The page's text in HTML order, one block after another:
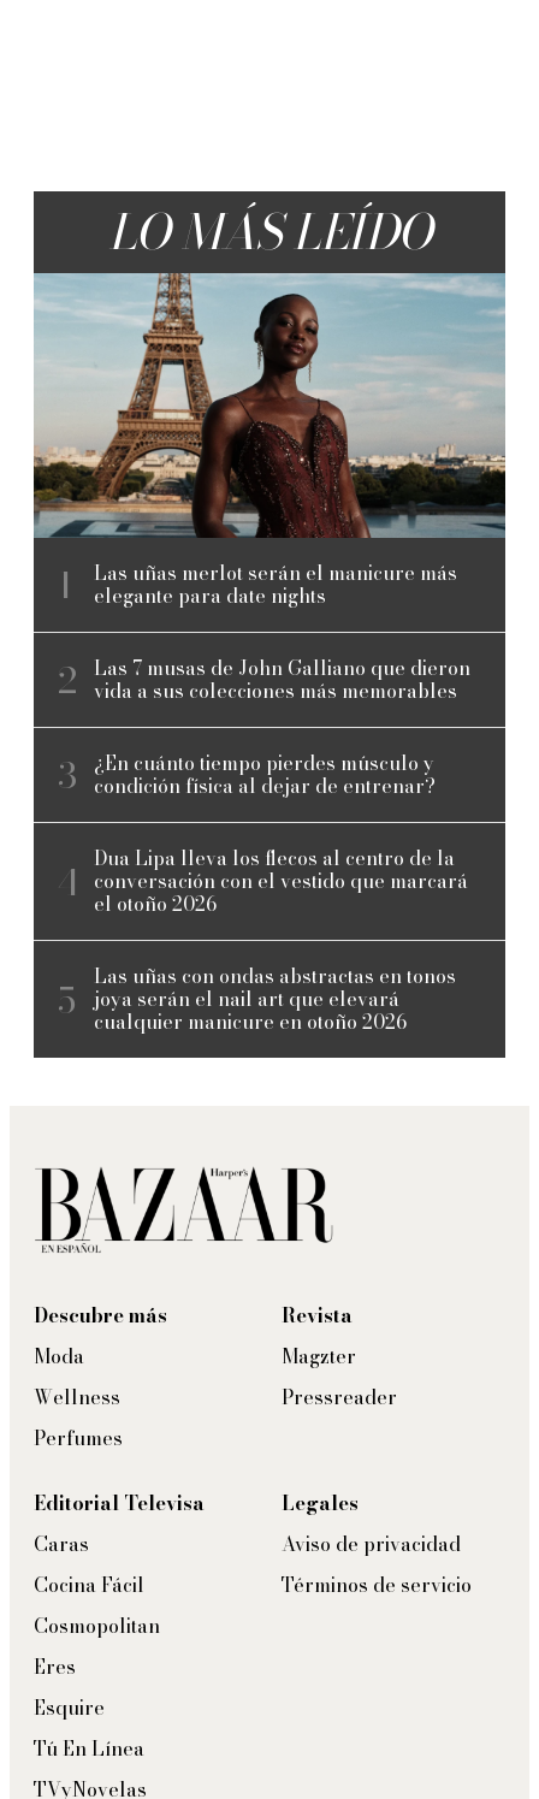
LO MÁS LEÍDO
Las uñas merlot serán el manicure más
elegante para date nights
Las 7 musas de John Galliano que dieron
vida a sus colecciones más memorables
¿En cuánto tiempo pierdes músculo y
condición física al dejar de entrenar?
Dua Lipa lleva los flecos al centro de la
conversación con el vestido que marcará
el otoño 2026
Las uñas con ondas abstractas en tonos
joya serán el nail art que elevará
cualquier manicure en otoño 2026
Descubre más
Moda
Wellness
Perfumes
Revista
Magzter
Pressreader
Editorial Televisa
Caras
Cocina Fácil
Cosmopolitan
Eres
Esquire
Tú En Línea
TVyNovelas
Legales
Aviso de privacidad
Términos de servicio